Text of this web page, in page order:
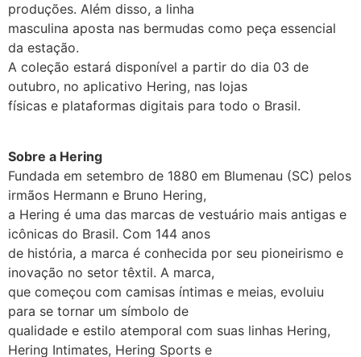
produções. Além disso, a linha
masculina aposta nas bermudas como peça essencial
da estação.
A coleção estará disponível a partir do dia 03 de
outubro, no aplicativo Hering, nas lojas
físicas e plataformas digitais para todo o Brasil.
Sobre a Hering
Fundada em setembro de 1880 em Blumenau (SC) pelos
irmãos Hermann e Bruno Hering,
a Hering é uma das marcas de vestuário mais antigas e
icônicas do Brasil. Com 144 anos
de história, a marca é conhecida por seu pioneirismo e
inovação no setor têxtil. A marca,
que começou com camisas íntimas e meias, evoluiu
para se tornar um símbolo de
qualidade e estilo atemporal com suas linhas Hering,
Hering Intimates, Hering Sports e